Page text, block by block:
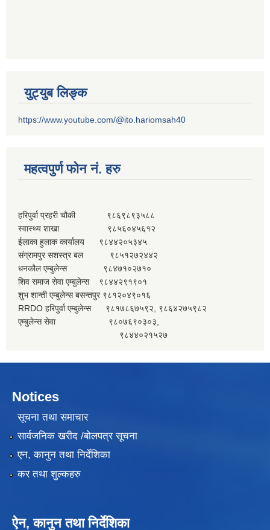
युट्युब लिङ्क
https://www.youtube.com/@ito.hariomsah40
महत्वपुर्ण फोन नं. हरु
हरिपुर्वा प्रहरी चौकी ९८६९८९३५८८
स्वास्थ्य शाखा ९८५६०४५६१२
ईलाका हुलाक कार्यालय ९८४४२०५३४५
संग्रामपुर सशस्त्र बल ९८५१२७२४४२
धनकौल एम्बुलेन्स ९८४७१०२७१०
शिव समाज सेवा एम्बुलेन्स ९८४४२९१९०१
शुभ शान्ती एम्बुलेन्स बसन्तपुर ९८१२०४९०१६
RRDO हरिपुर्वा एम्बुलेन्स ९८१७८६७५९२, ९८६४२७५९८२
एम्बुलेन्स सेवा ९८०७६९०३०३,
९८४४०२१५२७
Notices
सूचना तथा समाचार
सार्वजनिक खरीद /बोलपत्र सूचना
एन, कानुन तथा निर्देशिका
कर तथा शुल्कहरु
ऐन, कानुन तथा निर्देशिका